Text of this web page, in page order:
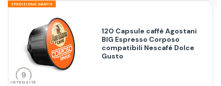
SPEDIZIONE GRATIS
9
INTENSITÀ
120 Capsule caffè Agostani
BIG Espresso Corposo
compatibili Nescafé Dolce
Gusto